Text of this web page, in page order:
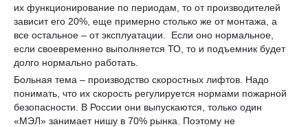
их функционирование по периодам, то от производителей
зависит его 20%, еще примерно столько же от монтажа, а
все остальное – от эксплуатации. Если оно нормальное,
если своевременно выполняется ТО, то и подъемник будет
долго нормально работать.
Больная тема – производство скоростных лифтов. Надо
понимать, что их скорость регулируется нормами пожарной
безопасности. В России они выпускаются, только один
«МЭЛ» занимает нишу в 70% рынка. Поэтому не